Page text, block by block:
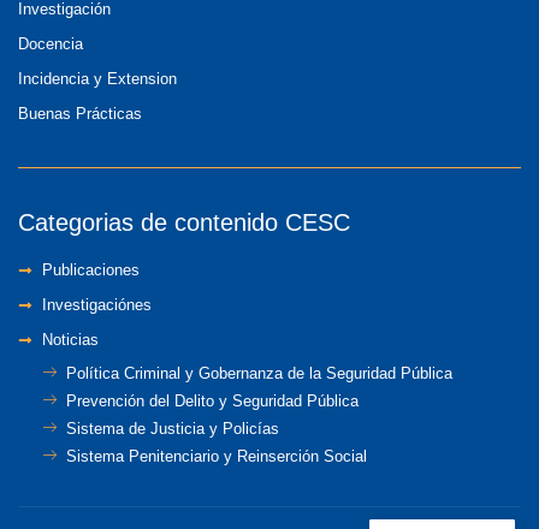
Investigación
Docencia
Incidencia y Extension
Buenas Prácticas
Categorias de contenido CESC
Publicaciones
Investigaciónes
Noticias
Política Criminal y Gobernanza de la Seguridad Pública
Prevención del Delito y Seguridad Pública
Sistema de Justicia y Policías
Sistema Penitenciario y Reinserción Social